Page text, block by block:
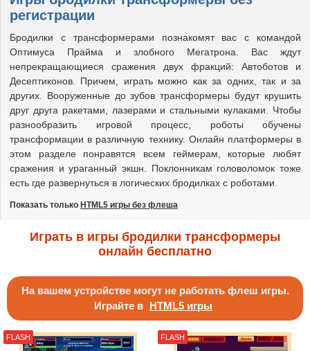
регистрации
Бродилки с трансформерами познакомят вас с командой
Оптимуса Прайма и злобного Мегатрона. Вас ждут
непрекращающиеся сражения двух фракций: Автоботов и
Десептиконов. Причем, играть можно как за одних, так и за
других. Вооруженные до зубов трансформеры будут крушить
друг друга ракетами, лазерами и стальными кулаками. Чтобы
разнообразить игровой процесс, роботы обучены
трансформации в различную технику. Онлайн платформеры в
этом разделе понравятся всем геймерам, которые любят
сражения и ураганный экшн. Поклонникам головоломок тоже
есть где развернуться в логических бродилках с роботами.
Показать только HTML5 игры без флеша
Играть в игры бродилки трансформеры
онлайн бесплатно
На вашем устройстве могут не работать флеш игры.
Играйте в HTML5 игры
FLASH FLASH